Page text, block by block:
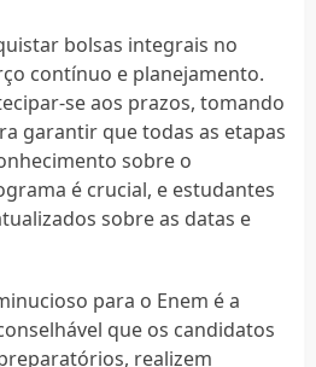
bolsas integrais no
contínuo e planejamento.
se aos prazos, tomando
garantir que todas as etapas
sobre o
é crucial, e estudantes
sobre as datas e
para o Enem é a
que os candidatos
realizem